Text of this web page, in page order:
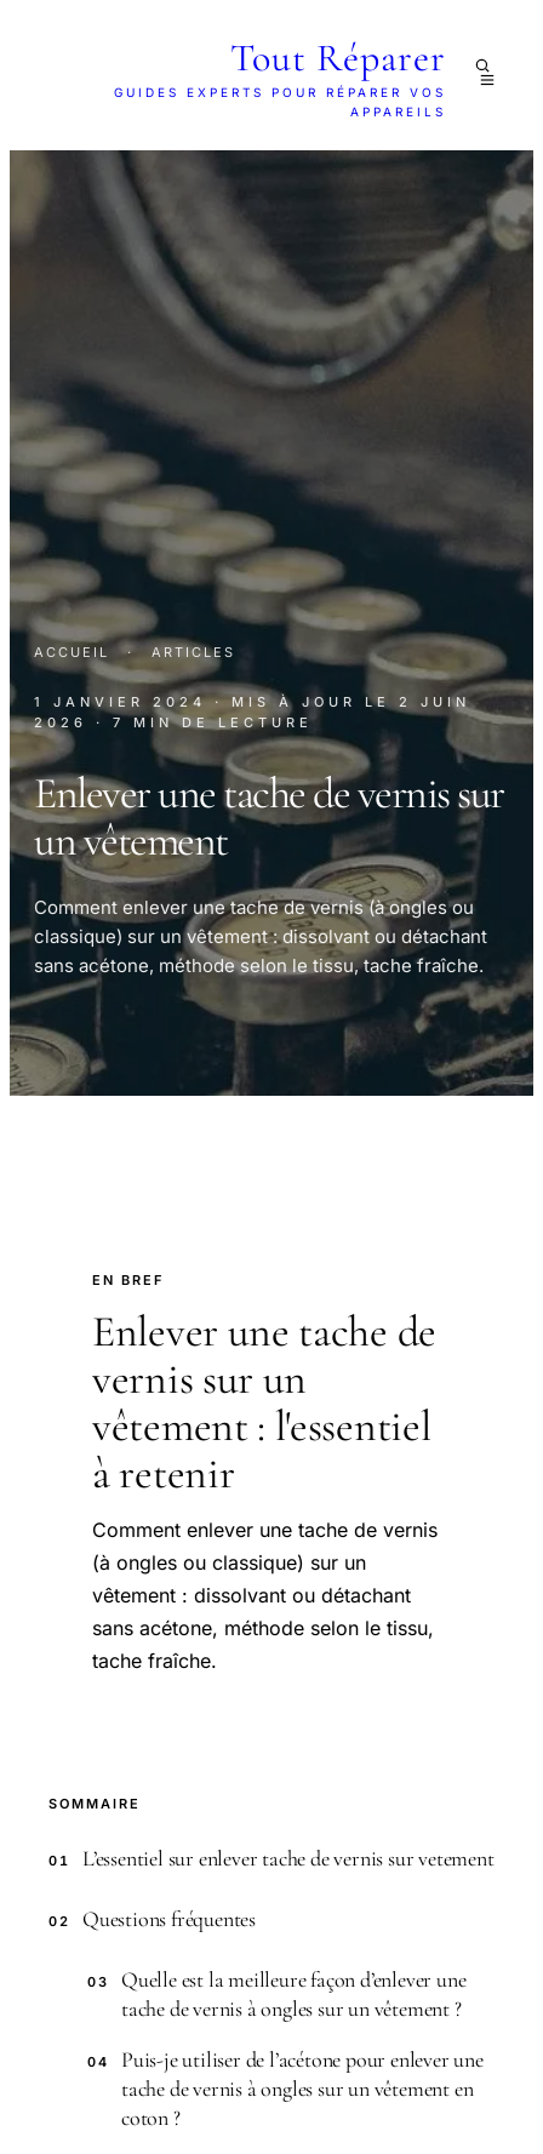
Tout Réparer
GUIDES EXPERTS POUR RÉPARER VOS
APPAREILS
ACCUEIL · ARTICLES
1 JANVIER 2024 · MIS À JOUR LE 2 JUIN
2026
· 7 MIN DE LECTURE
Enlever une tache de vernis sur
un vêtement
Comment enlever une tache de vernis (à ongles ou
classique) sur un vêtement : dissolvant ou détachant
sans acétone, méthode selon le tissu, tache fraîche.
EN BREF
Enlever une tache de
vernis sur un
vêtement : l'essentiel
à retenir
Comment enlever une tache de vernis
(à ongles ou classique) sur un
vêtement : dissolvant ou détachant
sans acétone, méthode selon le tissu,
tache fraîche.
SOMMAIRE
01 L’essentiel sur enlever tache de vernis sur vetement
02 Questions fréquentes
03
Quelle est la meilleure façon d’enlever une
tache de vernis à ongles sur un vêtement ?
04
Puis-je utiliser de l’acétone pour enlever une
tache de vernis à ongles sur un vêtement en
coton ?